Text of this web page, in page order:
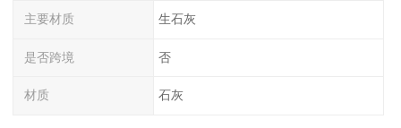
主要材质 生石灰
是否跨境 否
材质 石灰